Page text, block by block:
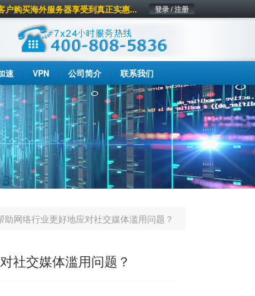
登录 / 注册
户购买海外服务器享受到真正实惠...
速 VPN 公司简介 联系我们
助网络行业更好地应对社交媒体滥用问题？
社交媒体滥用问题？